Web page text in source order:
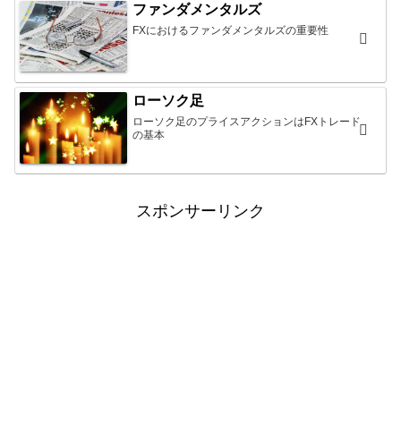
ファンダメンタルズ
FXにおけるファンダメンタルズの重要性
ローソク足
ローソク足のプライスアクションはFXトレード
の基本
スポンサーリンク